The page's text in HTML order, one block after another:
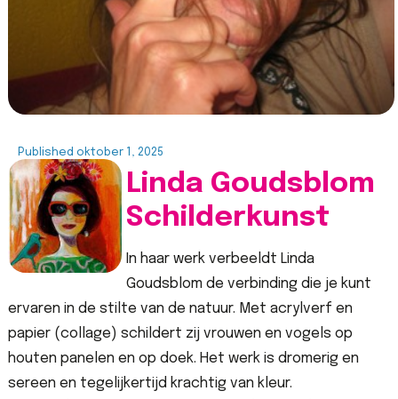
Published oktober 1, 2025
Linda Goudsblom
Schilderkunst
In haar werk verbeeldt Linda
Goudsblom de verbinding die je kunt
ervaren in de stilte van de natuur. Met acrylverf en
papier (collage) schildert zij vrouwen en vogels op
houten panelen en op doek. Het werk is dromerig en
sereen en tegelijkertijd krachtig van kleur.